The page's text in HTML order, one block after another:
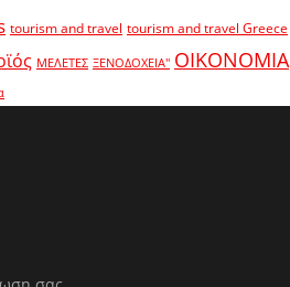
tourism and travel tourism and travel Greece
ΜΕΛΕΤΕΣ ΞΕΝΟΔΟΧΕΙΑ" ΟΙΚΟΝΟΜΙΑ